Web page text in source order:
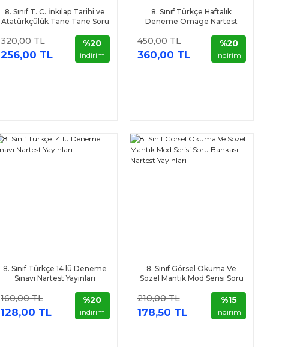
8. Sınıf T. C. İnkılap Tarihi ve
Atatürkçülük Tane Tane Soru
320,00 TL
256,00 TL
%20
indirim
8. Sınıf Türkçe Haftalık
Deneme Omage Nartest
450,00 TL
360,00 TL
%20
indirim
8. Sınıf Türkçe 14 lü Deneme
Sınavı Nartest Yayınları
160,00 TL
128,00 TL
%20
indirim
8. Sınıf Görsel Okuma Ve
Sözel Mantık Mod Serisi Soru
210,00 TL
178,50 TL
%15
indirim